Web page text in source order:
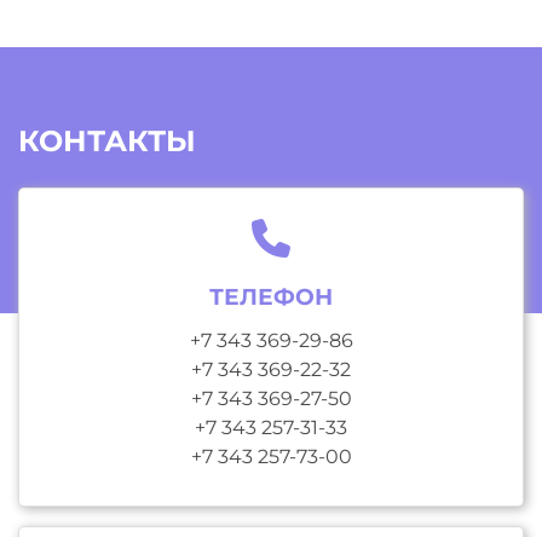
КОНТАКТЫ
ТЕЛЕФОН
+7 343 369-29-86
+7 343 369-22-32
+7 343 369-27-50
+7 343 257-31-33
+7 343 257-73-00